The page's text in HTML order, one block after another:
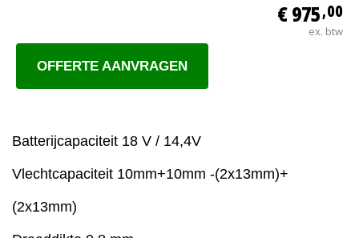
€ 975,00
ex. btw
OFFERTE AANVRAGEN
Batterijcapaciteit 18 V / 14,4V
Vlechtcapaciteit 10mm+10mm -(2x13mm)+
(2x13mm)